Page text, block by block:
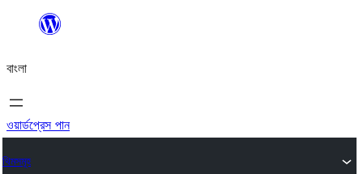
যান
বাংলা
ওয়ার্ডপ্রেস পান
থিমসমূহ